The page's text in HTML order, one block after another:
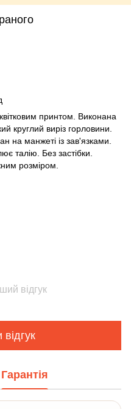
принтом. Виконана
круглий виріз горловини.
на манжеті із зав'язками.
талію. Без застібки.
розміром.
відгук
Гарантія